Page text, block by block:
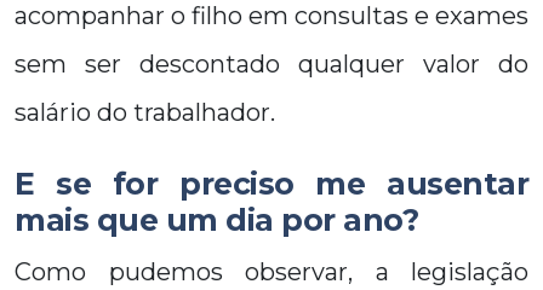
acompanhar o filho em consultas e exames
sem ser descontado qualquer valor do
salário do trabalhador.
E se for preciso me ausentar
mais que um dia por ano?
Como pudemos observar, a legislação